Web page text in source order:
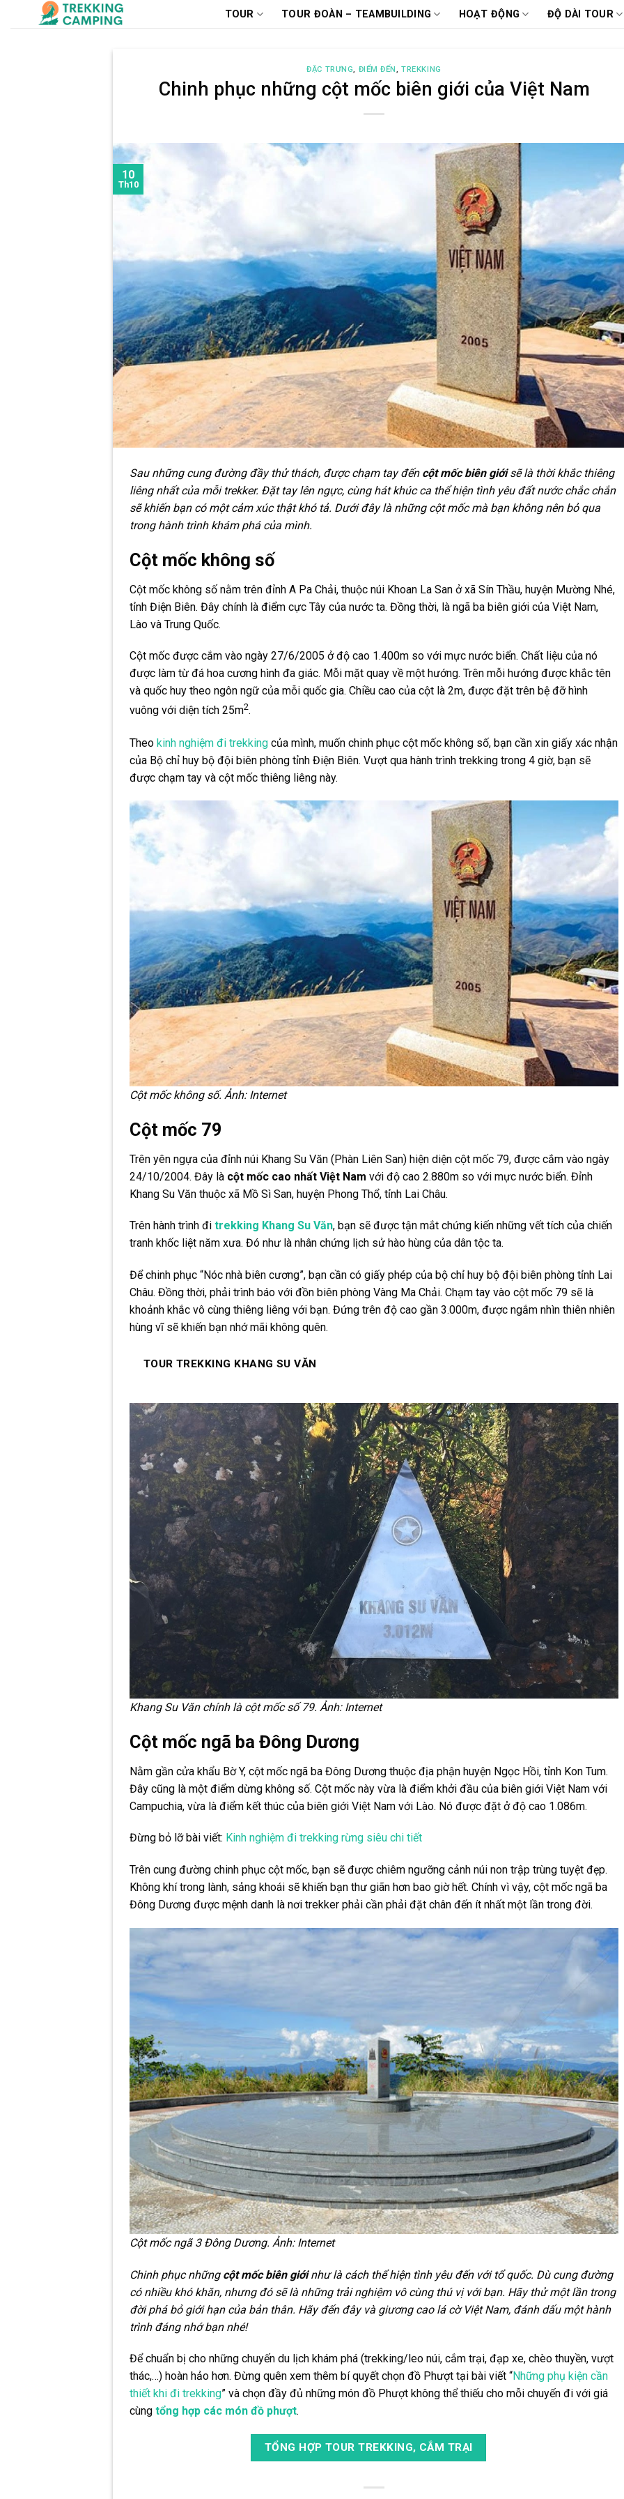
đến
TOUR TOUR ĐOÀN – TEAMBUILDING HOẠT ĐỘNG ĐỘ DÀI TOUR
ĐẶC TRƯNG, ĐIỂM ĐẾN,TREKKING
Chinh phục những cột mốc biên giới của Việt Nam
10
Th10
Sau những cung đường đầy thử thách, được chạm tay đến cột mốc biên giớisẽ là thời khắc thiêng
liêng nhất của mỗi trekker. Đặt tay lên ngực, cùng hát khúc ca thể hiện tình yêu đất nước chắc chắn
sẽ khiến bạn có một cảm xúc thật khó tả. Dưới đây là những cột mốc mà bạn không nên bỏ qua
trong hành trình khám phá của mình.
Cột mốc không số
Cột mốc không số nằm trên đỉnh A Pa Chải, thuộc núi Khoan La San ở xã Sín Thầu, huyện Mường Nhé,
tỉnh Điện Biên. Đây chính là điểm cực Tây của nước ta. Đồng thời, là ngã ba biên giới của Việt Nam,
Lào và Trung Quốc.
Cột mốc được cắm vào ngày 27/6/2005 ở độ cao 1.400m so với mực nước biển. Chất liệu của nó
được làm từ đá hoa cương hình đa giác. Mỗi mặt quay về một hướng. Trên mỗi hướng được khắc tên
và quốc huy theo ngôn ngữ của mỗi quốc gia. Chiều cao của cột là 2m, được đặt trên bệ đỡ hình
vuông với diện tích 25m2.
Theo kinh nghiệm đi trekking của mình, muốn chinh phục cột mốc không số, bạn cần xin giấy xác nhận
của Bộ chỉ huy bộ đội biên phòng tỉnh Điện Biên. Vượt qua hành trình trekking trong 4 giờ, bạn sẽ
được chạm tay và cột mốc thiêng liêng này.
Cột mốc không số. Ảnh: Internet
Cột mốc 79
Trên yên ngựa của đỉnh núi Khang Su Văn (Phàn Liên San) hiện diện cột mốc 79, được cắm vào ngày
24/10/2004. Đây là cột mốc cao nhất Việt Nam với độ cao 2.880m so với mực nước biển. Đỉnh
Khang Su Văn thuộc xã Mồ Sì San, huyện Phong Thổ, tỉnh Lai Châu.
Trên hành trình đi trekking Khang Su Văn, bạn sẽ được tận mắt chứng kiến những vết tích của chiến
tranh khốc liệt năm xưa. Đó như là nhân chứng lịch sử hào hùng của dân tộc ta.
Để chinh phục “Nóc nhà biên cương”, bạn cần có giấy phép của bộ chỉ huy bộ đội biên phòng tỉnh Lai
Châu. Đồng thời, phải trình báo với đồn biên phòng Vàng Ma Chải. Chạm tay vào cột mốc 79 sẽ là
khoảnh khắc vô cùng thiêng liêng với bạn. Đứng trên độ cao gần 3.000m, được ngắm nhìn thiên nhiên
hùng vĩ sẽ khiến bạn nhớ mãi không quên.
TOUR TREKKING KHANG SU VĂN
Khang Su Văn chính là cột mốc số 79. Ảnh: Internet
Cột mốc ngã ba Đông Dương
Nằm gần cửa khẩu Bờ Y, cột mốc ngã ba Đông Dương thuộc địa phận huyện Ngọc Hồi, tỉnh Kon Tum.
Đây cũng là một điểm dừng không số. Cột mốc này vừa là điểm khởi đầu của biên giới Việt Nam với
Campuchia, vừa là điểm kết thúc của biên giới Việt Nam với Lào. Nó được đặt ở độ cao 1.086m.
Đừng bỏ lỡ bài viết: Kinh nghiệm đi trekking rừng siêu chi tiết
Trên cung đường chinh phục cột mốc, bạn sẽ được chiêm ngưỡng cảnh núi non trập trùng tuyệt đẹp.
Không khí trong lành, sảng khoái sẽ khiến bạn thư giãn hơn bao giờ hết. Chính vì vậy, cột mốc ngã ba
Đông Dương được mệnh danh là nơi trekker phải cần phải đặt chân đến ít nhất một lần trong đời.
Cột mốc ngã 3 Đông Dương. Ảnh: Internet
Chinh phục những cột mốc biên giớinhư là cách thể hiện tình yêu đến với tổ quốc. Dù cung đường
có nhiều khó khăn, nhưng đó sẽ là những trải nghiệm vô cùng thú vị với bạn. Hãy thử một lần trong
đời phá bỏ giới hạn của bản thân. Hãy đến đây và giương cao lá cờ Việt Nam, đánh dấu một hành
trình đáng nhớ bạn nhé!
Để chuẩn bị cho những chuyến du lịch khám phá (trekking/leo núi, cắm trại, đạp xe, chèo thuyền, vượt
thác,…) hoàn hảo hơn. Đừng quên xem thêm bí quyết chọn đồ Phượt tại bài viết “Những phụ kiện cần
thiết khi đi trekking” và chọn đầy đủ những món đồ Phượt không thể thiếu cho mỗi chuyến đi với giá
cùng tổng hợp các món đồ phượt.
TỔNG HỢP TOUR TREKKING, CẮM TRẠI